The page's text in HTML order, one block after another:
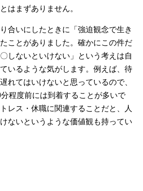
はまずありません。
合いにしたときに「強迫観念で生き
ことがありました。確かにこの件だ
しないといけない」という考えは自
いるような気がします。例えば、待
れてはいけないと思っているので、
程度前には到着することが多いで
レス・休職に関連することだと、人
ないというような価値観も持ってい